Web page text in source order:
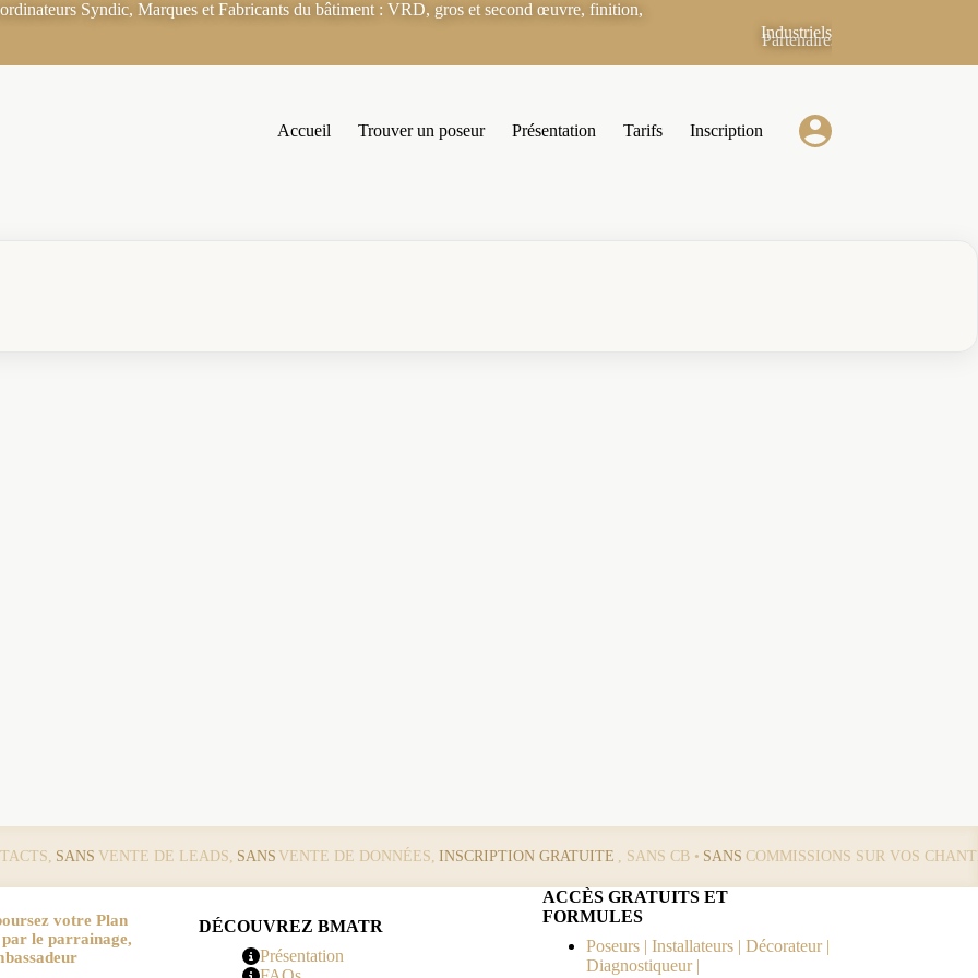
Syndic, Marques et Fabricants du bâtiment : VRD, gros et second œuvre, finition,
Industriels
Partenaires
Accueil Trouver un poseur Présentation Tarifs Inscription
SANS VENTE DE LEADS, SANS VENTE DE DONNÉES, INSCRIPTION GRATUITE , SANS CB • SANS COMMISSIONS SUR VOS
votre Plan
le parrainage,
DÉCOUVREZ BMATR
Présentation
ACCÈS GRATUITS ET
FORMULES
Poseurs | Installateurs | Décorateur |
Diagnostiqueur |